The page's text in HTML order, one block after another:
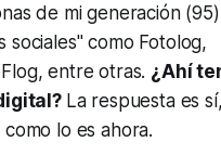
de mi generación (95)
sociales" como Fotolog,
entre otras. ¿Ahí
La respuesta es
lo es ahora.